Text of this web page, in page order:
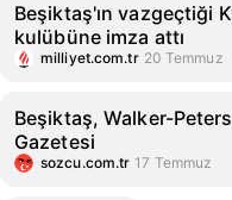
Beşiktaş'ın vazgeçtiği
kulübüne imza attı
milliyet.com.tr 20 Temmuz
Beşiktaş, Walker-
Gazetesi
sozcu.com.tr 17 Temmuz